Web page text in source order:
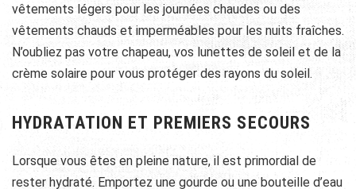
vêtements légers pour les journées chaudes ou des
vêtements chauds et imperméables pour les nuits fraîches.
N’oubliez pas votre chapeau, vos lunettes de soleil et de la
crème solaire pour vous protéger des rayons du soleil.
HYDRATATION ET PREMIERS SECOURS
Lorsque vous êtes en pleine nature, il est primordial de
rester hydraté. Emportez une gourde ou une bouteille d’eau